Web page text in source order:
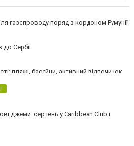
газопроводу поряд з кордоном Румунії
Сербії
пляжі, басейни, активний відпочинок
джеми: серпень у Caribbean Club і